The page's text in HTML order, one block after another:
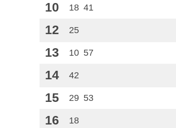
10 18 41
12 25
13 10 57
14 42
15 29 53
16 18